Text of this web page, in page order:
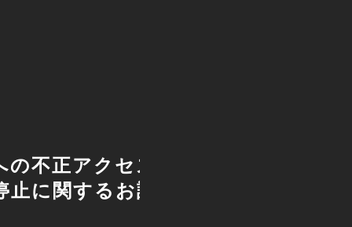
不正アクセスに
に関するお詫び